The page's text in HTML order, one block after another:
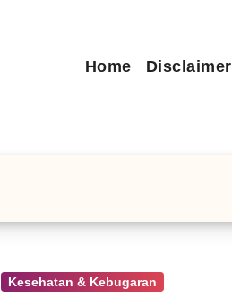
Home Disclaimer
Kesehatan & Kebugaran